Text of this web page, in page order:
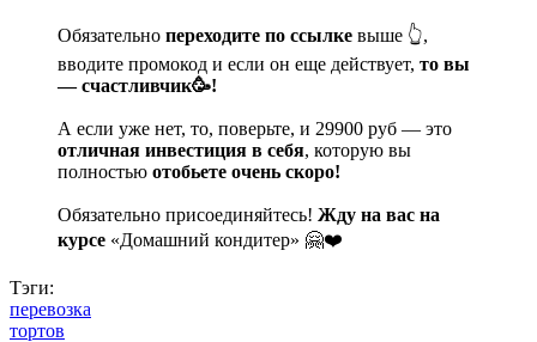
Обязательно переходите по ссылке выше 👆,
вводите промокод и если он еще действует, то вы
— счастливчик🥳!
А если уже нет, то, поверьте, и 29900 руб — это
отличная инвестиция в себя, которую вы
полностью отобьете очень скоро!
Обязательно присоединяйтесь! Жду на вас на
курсе «Домашний кондитер» 🤗❤️
Тэги:
перевозка
тортов